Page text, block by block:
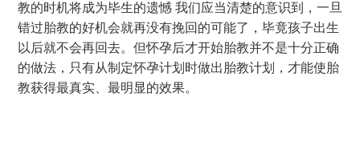
教的时机将成为毕生的遗憾 我们应当清楚的意识到，一旦
错过胎教的好机会就再没有挽回的可能了，毕竟孩子出生
以后就不会再回去。但怀孕后才开始胎教并不是十分正确
的做法，只有从制定怀孕计划时做出胎教计划，才能使胎
教获得最真实、最明显的效果。